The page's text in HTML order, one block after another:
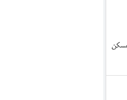
مسکن